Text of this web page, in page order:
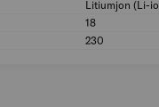
Litiumjon (Li-
18
230